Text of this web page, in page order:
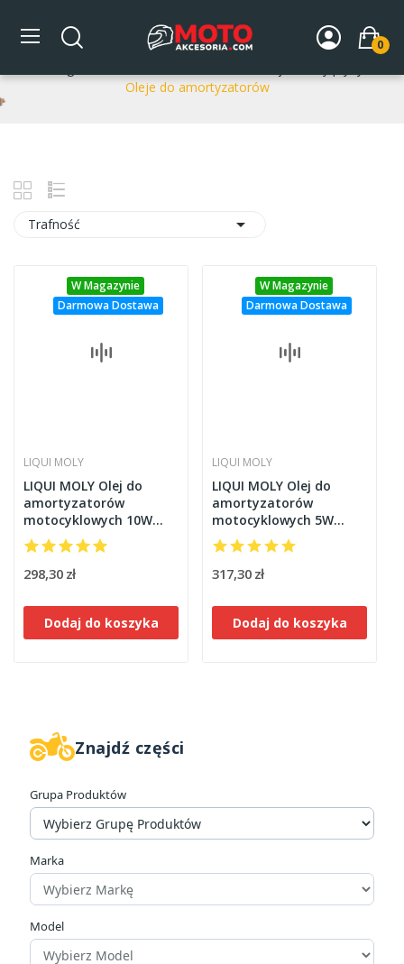
0
Oleje do amortyzatorów
Oleje do amortyzatorów
W magazynie 2
Cena
Producenci
Znajdź części
Grupa Produktów
Marka
Model
Trafność 
W Magazynie
Darmowa Dostawa
LIQUI MOLY
LIQUI MOLY Olej do
amortyzatorów
motocyklowych 10W
MEDIUM 5 litrów
298,30 zł
Dodaj do koszyka
W Magazynie
Darmowa Dostawa
LIQUI MOLY
LIQUI MOLY Olej do
amortyzatorów
motocyklowych 5W
Light 5 litrów
317,30 zł
Dodaj do koszyka